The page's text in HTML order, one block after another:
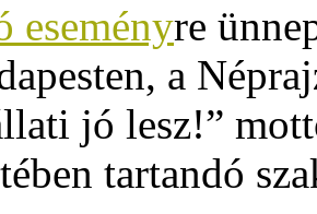
eseményre
a
jó lesz!”
tartandó